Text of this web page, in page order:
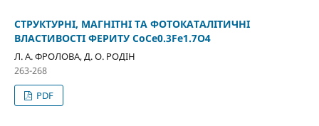
СТРУКТУРНІ, МАГНІТНІ ТА ФОТОКАТАЛІТИЧНІ
ВЛАСТИВОСТІ ФЕРИТУ CoCe0.3Fe1.7O4
Л. А. ФРОЛОВА, Д. О. РОДІН
263-268
PDF